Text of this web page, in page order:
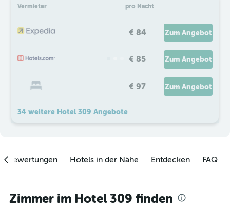
Vermieter pro Nacht
€ 84 Zum Angebot
€ 85 Zum Angebot
€ 97 Zum Angebot
34 weitere Hotel 309 Angebote
Hotels in der Nähe Entdecken FAQ
Zimmer im Hotel 309 finden